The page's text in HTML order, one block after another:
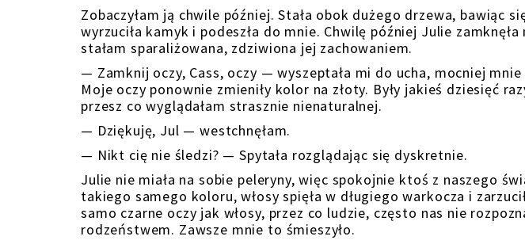
Zobaczyłam ją chwile później. Stała obok dużego drzewa, bawiąc
wyrzuciła kamyk i podeszła do mnie. Chwilę później Julie
stałam sparaliżowana, zdziwiona jej zachowaniem.
— Zamknij oczy, Cass, oczy — wyszeptała mi do ucha, mocniej
Moje oczy ponownie zmieniły kolor na złoty. Były jakieś dziesięć
przesz co wyglądałam strasznie nienaturalnej.
— Dziękuję, Jul — westchnęłam.
— Nikt cię nie śledzi? — Spytała rozglądając się dyskretnie.
Julie nie miała na sobie peleryny, więc spokojnie ktoś z naszego
takiego samego koloru, włosy spięła w długiego warkocza i
samo czarne oczy jak włosy, przez co ludzie, często nas nie
rodzeństwem. Zawsze mnie to śmieszyło.